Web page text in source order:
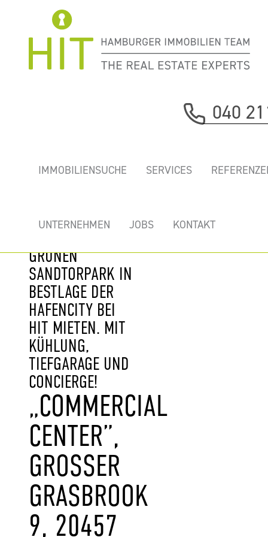
040
IMMOBILIENSUCHE SERVICES
UNTERNEHMEN JOBS KONTAKT
„COMMERCIAL
TOP BÜROS
GRÜNEN
SANDTORPARK IN
BESTLAGE DER
HAFENCITY BEI
HIT MIETEN. MIT
KÜHLUNG,
TIEFGARAGE UND
CONCIERGE!
„COMMERCIAL
CENTER”,
GROSSER G
RASBROOK 9
, 20457 H